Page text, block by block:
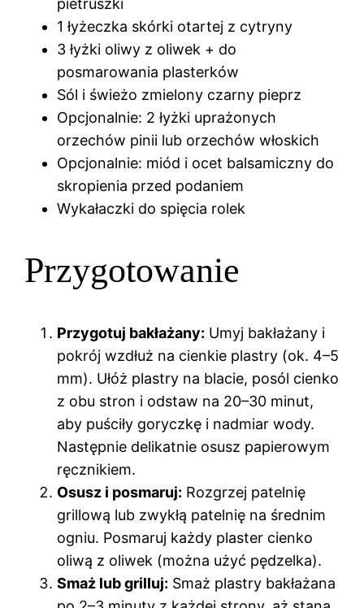
1 łyżeczka skórki otartej z cytryny
3 łyżki oliwy z oliwek + do
posmarowania plasterków
Sól i świeżo zmielony czarny pieprz
Opcjonalnie: 2 łyżki uprażonych
orzechów pinii lub orzechów włoskich
Opcjonalnie: miód i ocet balsamiczny do
skropienia przed podaniem
Wykałaczki do spięcia rolek
Przygotowanie
Przygotuj bakłażany: Umyj bakłażany i
pokrój wzdłuż na cienkie plastry (ok. 4–5
mm). Ułóż plastry na blacie, posól cienko
z obu stron i odstaw na 20–30 minut,
aby puściły goryczkę i nadmiar wody.
Następnie delikatnie osusz papierowym
ręcznikiem.
Osusz i posmaruj: Rozgrzej patelnię
grillową lub zwykłą patelnię na średnim
ogniu. Posmaruj każdy plaster cienko
oliwą z oliwek (można użyć pędzelka).
Smaż lub grilluj: Smaż plastry bakłażana